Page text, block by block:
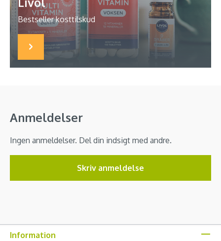
Bestseller kosttilskud
Anmeldelser
Ingen anmeldelser. Del din indsigt med andre.
Skriv anmeldelse
Information